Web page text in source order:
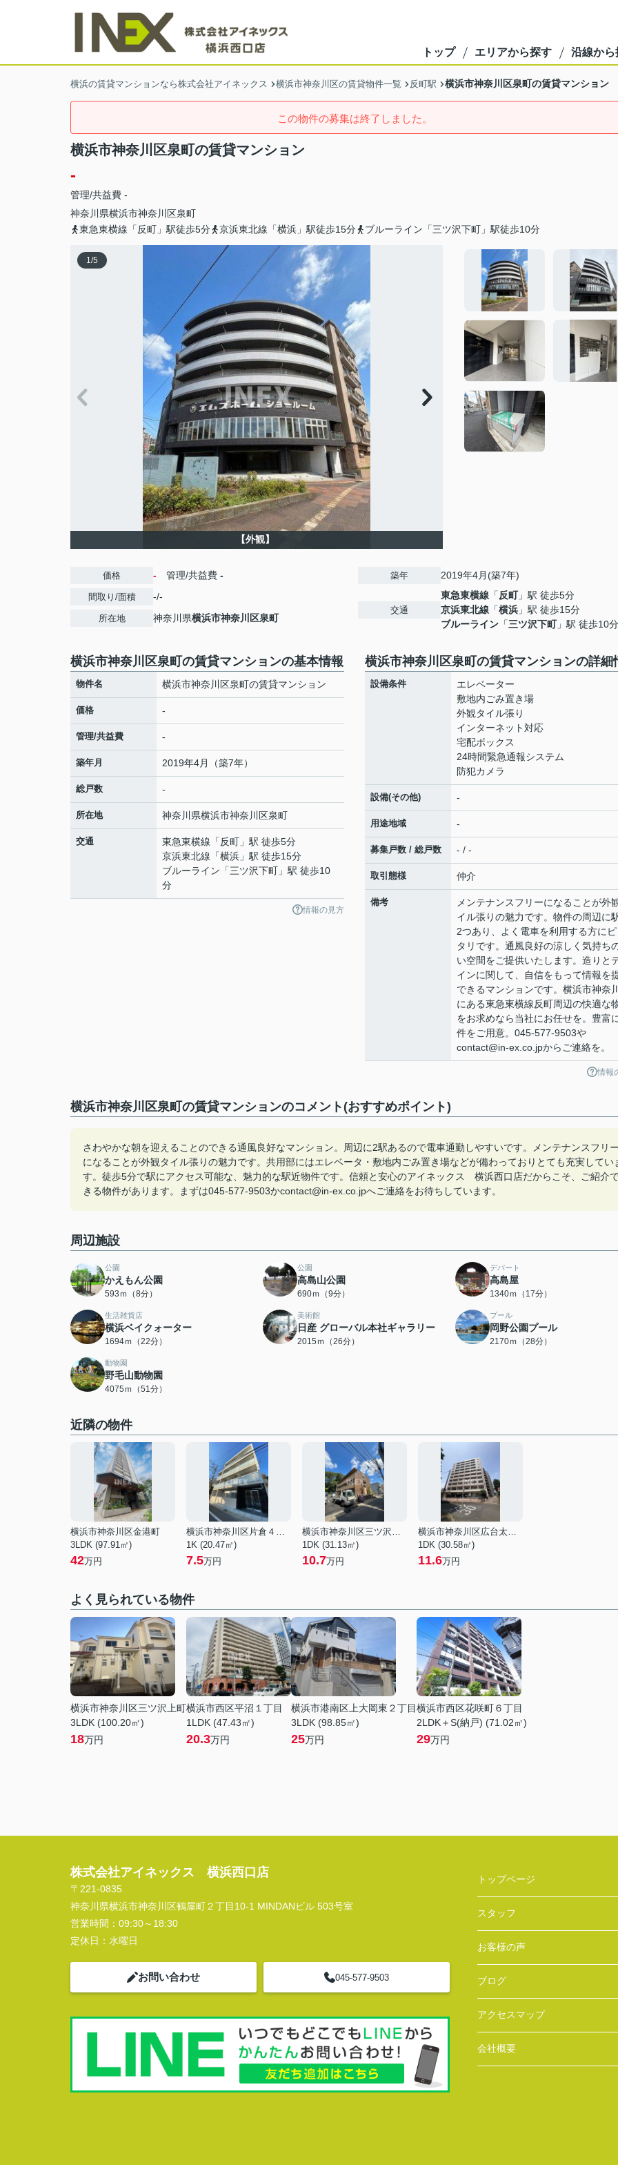
トップ エリアから探す 沿線から
横浜の賃貸マンションなら株式会社アイネックス 横浜市神奈川区の賃貸物件一覧 反町駅 横浜市神奈川区泉町の賃貸マンション
この物件の募集は終了しました。
横浜市神奈川区泉町の賃貸マンション
-
管理/共益費 -
神奈川県横浜市神奈川区泉町
東急東横線「反町」駅徒歩5分
京浜東北線「横浜」駅徒歩15分 ブルーライン「三ツ沢下町」駅徒歩10分
1/5
【外観】
価格 - 管理/共益費 -
間取り/面積 -/-
所在地 神奈川県横浜市神奈川区泉町
築年 2019年4月(築7年)
交通
東急東横線 「 反町」駅 徒歩5分
京浜東北線 「横浜 」駅 徒歩15分
ブルーライン 「三ツ沢下町」駅 徒歩10分
横浜市神奈川区泉町の賃貸マンションの基本情報
物件名 横浜市神奈川区泉町の賃貸マンション
価格 -
管理/共益費 -
築年月 2019年4月（築7年）
総戸数 -
所在地 神奈川県横浜市神奈川区泉町
交通 東急東横線 「 反町 」駅 徒歩5分
京浜東北線 「横浜 」駅 徒歩15分
ブルーライン 「三ツ沢下町 」駅 徒歩10
分
情報の見方
横浜市神奈川区泉町の賃貸マンションの詳細
設備条件
エレベーター
敷地内ごみ置き場
外観タイル張り
インターネット対応
宅配ボックス
24時間緊急通報システム
防犯カメラ
設備(その他) -
用途地域 -
募集戸数 / 総戸数 - / -
取引態様 仲介
備考
メンテナンスフリーになることが外
イル張りの魅力です。物件の周辺に
2つあり、よく電車を利用する方にピ
タリです。通風良好の涼しく気持ち
い空間をご提供いたします。造りと
インに関して、自信をもって情報を
できるマンションです。横浜市神奈
にある東急東横線反町周辺の快適な
をお求めなら当社にお任せを。豊富
件をご用意。045-577-9503や
contact@in-ex.co.jpからご連絡を。
情報
横浜市神奈川区泉町の賃貸マンションのコメント(おすすめポイント)
さわやかな朝を迎えることのできる通風良好なマンション。周辺に2駅あるので電車通勤しやすいです。メンテナンスフリー
になることが外観タイル張りの魅力です。共用部にはエレベータ・敷地内ごみ置き場などが備わっておりとても充実してい
す。徒歩5分で駅にアクセス可能な、魅力的な駅近物件です。信頼と安心のアイネックス 横浜西口店だからこそ、ご紹介
きる物件があります。まずは045-577-9503かcontact@in-ex.co.jpへご連絡をお待ちしています。
周辺施設
公園
かえもん公園
593ｍ（8分）
公園
高島山公園
690ｍ（9分）
デパート
高島屋
1340ｍ（17分）
生活雑貨店
横浜ベイクォーター
1694ｍ（22分）
美術館
日産 グローバル本社ギャラリー
2015ｍ（26分）
プール
岡野公園プール
2170ｍ（28分）
動物園
野毛山動物園
4075ｍ（51分）
近隣の物件
横浜市神奈川区金港町
3LDK (97.91㎡)
42万円
横浜市神奈川区片倉４丁目
1K (20.47㎡)
7.5万円
横浜市神奈川区三ツ沢上町
1DK (31.13㎡)
10.7万円
横浜市神奈川区広台太田町
1DK (30.58㎡)
11.6万円
よく見られている物件
横浜市神奈川区三ツ沢上町
3LDK (100.20㎡)
18万円
横浜市西区平沼１丁目
1LDK (47.43㎡)
20.3万円
横浜市港南区上大岡東２丁目
3LDK (98.85㎡)
25万円
横浜市西区花咲町６丁目
2LDK＋S(納戸) (71.02㎡)
29万円
株式会社アイネックス 横浜西口店
〒221-0835
神奈川県横浜市神奈川区鶴屋町２丁目10-1 MINDANビル 503号室
営業時間： 09:30～18:30
定休日： 水曜日
お問い合わせ 045-577-9503
トップページ
スタッフ
お客様の声
ブログ
アクセスマップ
会社概要